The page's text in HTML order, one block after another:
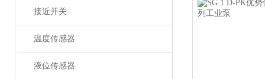
接近开关
温度传感器
液位传感器